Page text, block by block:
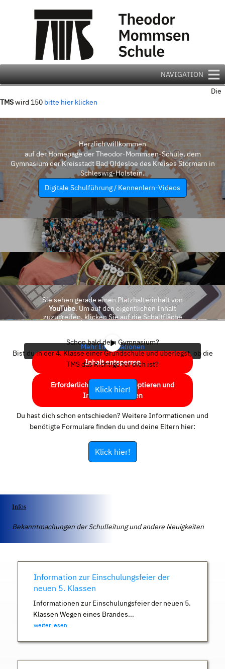
NAVIGATION
Die
TMSwird 150 bitte hier klicken
Herzlich willkommen
auf der Homepage der Theodor-Mommsen-Schule, dem
Gymnasium der Kreisstadt Bad Oldesloe des Kreises Stormarn in
Schleswig-Holstein.
Digitale Schulführung / Kennenlern-Videos
Sie sehen gerade einen Platzhalterinhalt von
YouTube. Um auf den eigentlichen Inhalt
zuzugreifen, klicken Sie auf die Schaltfläche
Mehr Informationen
Inhalt entsperren
Erforderlichen Service akzeptieren und
Inhalte entsperren
Schon bald dein Gymnasium?
Bist du in der 4. Klasse einer Grundschule und überlegst, ob die
TMS das Richtige für dich ist?
Klick hier!
Du hast dich schon entschieden? Weitere Informationen und
benötigte Formulare finden du und deine Eltern hier:
Klick hier!
Infos
Bekanntmachungen der Schulleitung und andere Neuigkeiten
Information zur Einschulungsfeier der
neuen 5. Klassen
Informationen zur Einschulungsfeier der neuen 5.
Klassen Wegen eines Brandes...
weiter lesen